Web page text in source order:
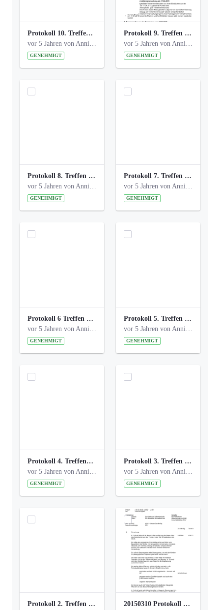
Protokoll 10. Treffen 20150720 AG Bismarckplatz.pdf
vor 5 Jahren von Anni Schlumberger
GENEHMIGT
Protokoll 9. Treffen 20150528 AG Bismarckplatz.pdf
vor 5 Jahren von Anni Schlumberger
GENEHMIGT
Protokoll 8. Treffen 20150330 AG Bismarckplatz.pdf
vor 5 Jahren von Anni Schlumberger
GENEHMIGT
Protokoll 7. Treffen 20150308 AG Bismarckplatz.pdf
vor 5 Jahren von Anni Schlumberger
GENEHMIGT
Protokoll 6 Treffen 20150205 AG Bismarckplatz.pdf
vor 5 Jahren von Anni Schlumberger
GENEHMIGT
Protokoll 5. Treffen 20141208 AG Bismarkplatz.pdf
vor 5 Jahren von Anni Schlumberger
GENEHMIGT
Protokoll 4. Treffen_20141113 AG Bismarckplatz.pdf
vor 5 Jahren von Anni Schlumberger
GENEHMIGT
Protokoll 3. Treffen 20141016 AG Bismarckplatz.pdf
vor 5 Jahren von Anni Schlumberger
GENEHMIGT
Protokoll 2. Treffen 20140315 AG Bismarckplatz.pdf
20150310 Protokoll Bismarckplatz_UrbanG_02.pdf